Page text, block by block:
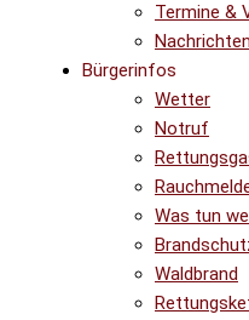
Termine &
Bürgerinfos
Wetter
Notruf
Was tun
Waldbrand